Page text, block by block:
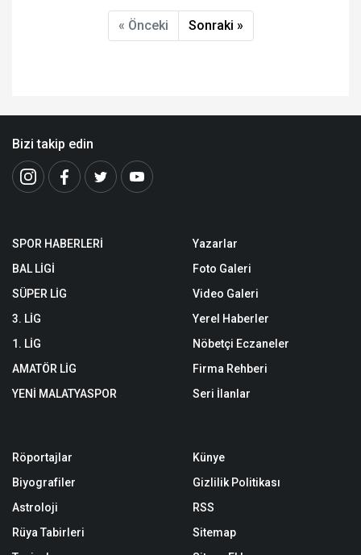
« Önceki Sonraki »
Bizi takip edin
SPOR HABERLERİ
BAL LİGİ
SÜPER LİG
3. LİG
1. LİG
AMATÖR LİG
YENİ MALATYASPOR
Yazarlar
Foto Galeri
Video Galeri
Yerel Haberler
Nöbetçi Eczaneler
Firma Rehberi
Seri İlanlar
Röportajlar
Biyografiler
Astroloji
Rüya Tabirleri
Künye
Gizlilik Politikası
RSS
Sitemap